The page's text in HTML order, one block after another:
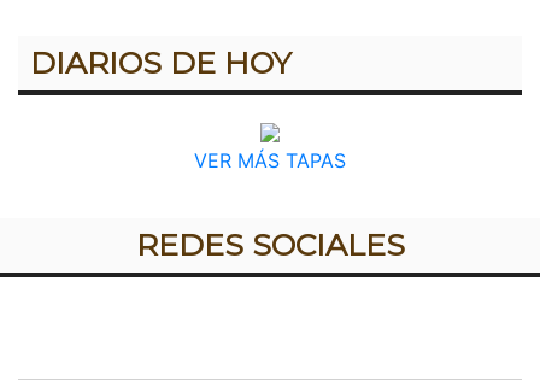
DIARIOS DE HOY
VER MÁS TAPAS
REDES SOCIALES